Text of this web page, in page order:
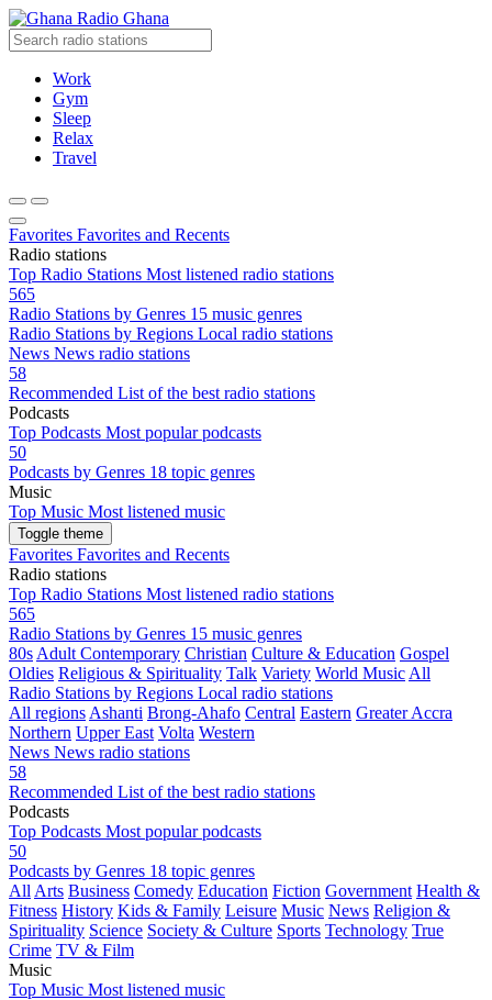
Radio Ghana
Work
Gym
Sleep
Relax
Travel
Favorites Favorites and Recents
Radio stations
Top Radio Stations Most listened radio stations
565
Radio Stations by Genres 15 music genres
Radio Stations by Regions Local radio stations
News News radio stations
58
Recommended List of the best radio stations
Podcasts
Top Podcasts Most popular podcasts
50
Podcasts by Genres 18 topic genres
Music
Top Music Most listened music
Toggle theme
Favorites Favorites and Recents
Radio stations
Top Radio Stations Most listened radio stations
565
Radio Stations by Genres 15 music genres
80s Adult Contemporary Christian Culture & Education Gospel
Oldies Religious & Spirituality Talk Variety World Music All
Radio Stations by Regions Local radio stations
All regions Ashanti Brong-Ahafo Central Eastern Greater Accra
Northern Upper East Volta Western
News News radio stations
58
Recommended List of the best radio stations
Podcasts
Top Podcasts Most popular podcasts
50
Podcasts by Genres 18 topic genres
All Arts Business Comedy Education Fiction Government Health &
Fitness History Kids & Family Leisure Music News Religion &
Spirituality Science Society & Culture Sports Technology True
Crime TV & Film
Music
Top Music Most listened music